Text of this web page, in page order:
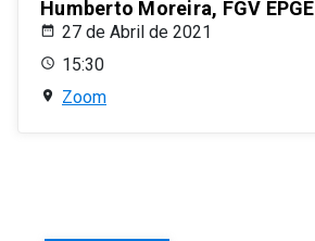
Humberto Moreira, FGV EPGE
27 de Abril de 2021
15:30
Zoom